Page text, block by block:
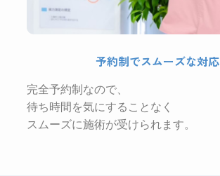
予約制でスムーズな対応
完全予約制なので、
待ち時間を気にすることなく
スムーズに施術が受けられます。